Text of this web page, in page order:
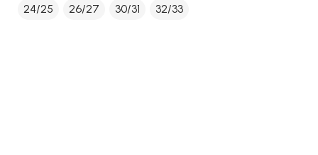
24/25 26/27 30/31 32/33